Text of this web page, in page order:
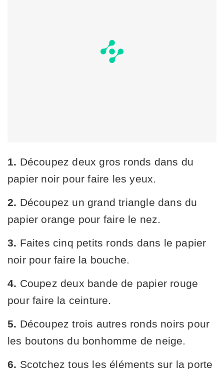
1. Découpez deux gros ronds dans du
papier noir pour faire les yeux.
2. Découpez un grand triangle dans du
papier orange pour faire le nez.
3. Faites cinq petits ronds dans le papier
noir pour faire la bouche.
4. Coupez deux bande de papier rouge
pour faire la ceinture.
5. Découpez trois autres ronds noirs pour
les boutons du bonhomme de neige.
6. Scotchez tous les éléments sur la porte